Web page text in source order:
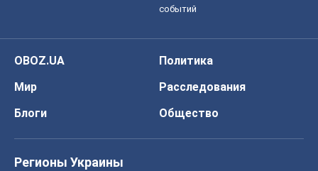
событий
OBOZ.UA
Политика
Мир
Расследования
Блоги
Общество
Регионы Украины